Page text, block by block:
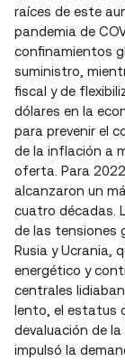
raíces de este
pandemia de
confinamientos
suministro,
fiscal y de
dólares en la
para prevenir el
de la inflación a
oferta. Para
alcanzaron un
cuatro décadas.
de las tensiones
Rusia y Ucrania,
energético y
centrales
lento, el estatus
devaluación de
impulsó la